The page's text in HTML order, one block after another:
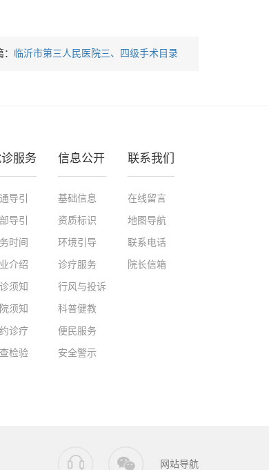
临沂市第三人民医院三、四级手术目录
服务
导引
导引
时间
介绍
须知
须知
诊疗
检验
信息公开
基础信息
资质标识
环境引导
诊疗服务
行风与投诉
科普健教
便民服务
安全警示
联系我们
在线留言
地图导航
联系电话
院长信箱
网站导航